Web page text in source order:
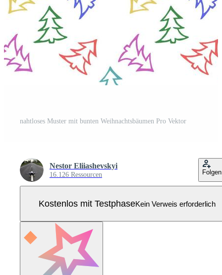
nahtloses Muster mit bunten Weihnachtsbäumen Pro Vektor
Nestor Eliiashevskyi
16.126 Ressourcen Folgen
Kostenlos mit TestphaseKein Verweis erforderlich